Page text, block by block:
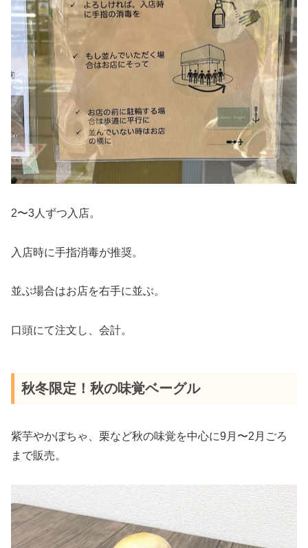
2〜3人ずつ入店。
入店時に手指消毒が推奨。
並ぶ場合はお店を右手に並ぶ。
口頭にて注文し、会計。
秋冬限定！秋の味覚ベーグル
紫芋やかぼちゃ、栗など秋の味覚を中心に9月〜2月ごろ
まで販売。